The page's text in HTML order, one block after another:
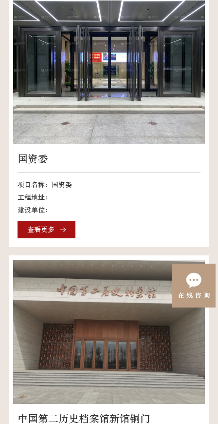
国资委
项目名称：国资委
工程地址：
建设单位：
查看更多
中国第二历史档案馆新馆铜门